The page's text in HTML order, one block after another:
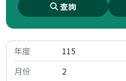
查詢
115
2